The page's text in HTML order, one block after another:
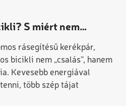
S miért nem…
rásegítésű kerékpár,
bicikli nem „csalás”, hanem
Kevesebb energiával
több szép tájat